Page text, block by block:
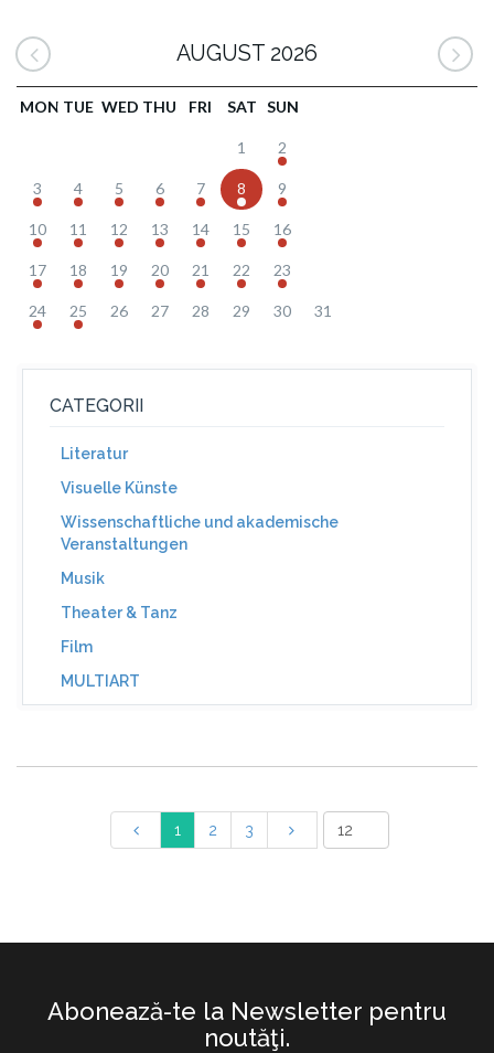
AUGUST 2026
MON TUE WED THU FRI SAT SUN
1 2
3 4 5 6 7 8 9
10 11 12 13 14 15 16
17 18 19 20 21 22 23
24 25 26 27 28 29 30 31
CATEGORII
Literatur
Visuelle Künste
Wissenschaftliche und akademische
Veranstaltungen
Musik
Theater & Tanz
Film
MULTIART
1 2 3
Abonează-te la Newsletter pentru
noutăţi.